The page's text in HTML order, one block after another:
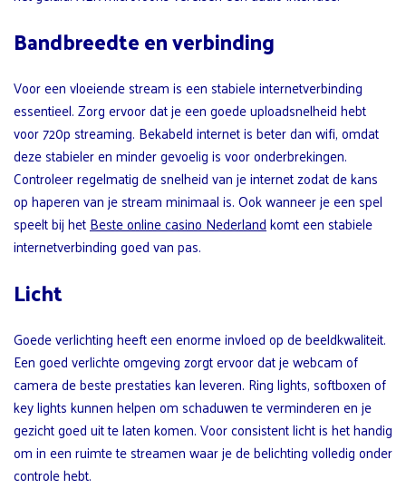
Bandbreedte en verbinding
Voor een vloeiende stream is een stabiele internetverbinding
essentieel. Zorg ervoor dat je een goede uploadsnelheid hebt
voor 720p streaming. Bekabeld internet is beter dan wifi, omdat
deze stabieler en minder gevoelig is voor onderbrekingen.
Controleer regelmatig de snelheid van je internet zodat de kans
op haperen van je stream minimaal is. Ook wanneer je een spel
speelt bij hetBeste online casino Nederlandkomt een stabiele
internetverbinding goed van pas.
Licht
Goede verlichting heeft een enorme invloed op de beeldkwaliteit.
Een goed verlichte omgeving zorgt ervoor dat je webcam of
camera de beste prestaties kan leveren. Ring lights, softboxen of
key lights kunnen helpen om schaduwen te verminderen en je
gezicht goed uit te laten komen. Voor consistent licht is het handig
om in een ruimte te streamen waar je de belichting volledig onder
controle hebt.